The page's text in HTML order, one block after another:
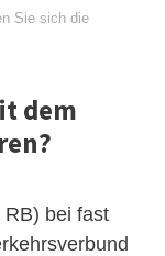
Sie sich die
dem
bei fast